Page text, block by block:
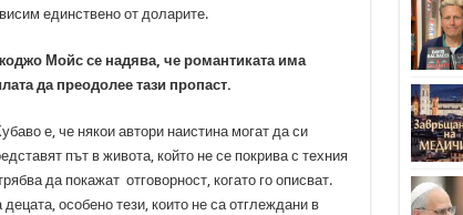
единствено от доларите.
Мойс се надява, че романтиката има
да преодолее тази пропаст.
е, че някои автори наистина могат да си
път в живота, който не се покрива с техния
да покажат отговорност, когато го описват.
децата, особено тези, които не са отглеждани в